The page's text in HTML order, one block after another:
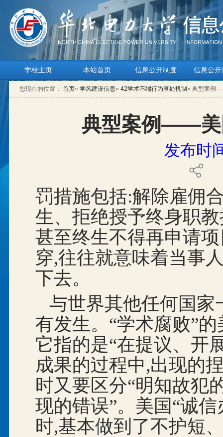
学校主页 本站首页 信息公开制度 信息公开
您现在的位置： 首页» 学风建设信息» 42学术不端行为查处机制 » 典型案例
典型案例——美
发布时
罚措施包括:解除雇佣
生、拒绝授予终身职
甚至终生不得再申请
穿,往往就意味着当事
下去。
与世界其他任何国家
有发生。“学术腐败”
它指的是“在提议、开
成果的过程中,出现的
时又要区分“明知故犯
现的错误”。美国“诚
时,基本做到了不护短